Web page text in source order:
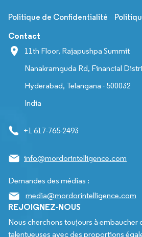
Politique de Confidentialité
Contact
11th Floor, Rajapushpa Summit
Nanakramguda Rd, Financial
Hyderabad, Telangana - 500032
India
+1 617-765-2493
info@mordorintelligence.com
Demandes des médias :
media@mordorintelligence.com
REJOIGNEZ-NOUS
Nous cherchons toujours à embaucher
talentueuses avec des proportions